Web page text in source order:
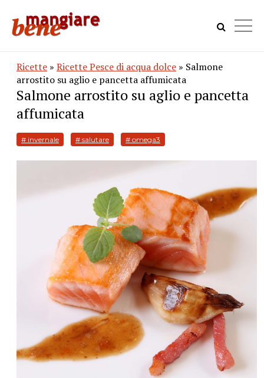
Ricette » Ricette Pesce di acqua dolce » Salmone
arrostito su aglio e pancetta affumicata
Salmone arrostito su aglio e pancetta
affumicata
# invernale # salutare # omega3